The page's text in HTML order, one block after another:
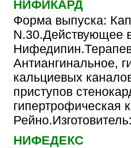
НИФИКАРД
Форма выпуска:
N.30.Действующее
Антиангинальное,
кальциевых
приступов
гипертрофическая
НИФЕДЕКС